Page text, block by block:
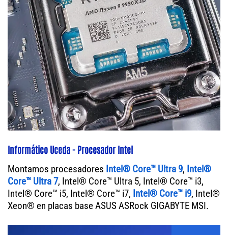
Informático Uceda - Procesador Intel
Montamos procesadores Intel® Core™ Ultra 9, Intel®
Core™ Ultra 7, Intel® Core™ Ultra 5, Intel® Core™ i3,
Intel® Core™ i5, Intel® Core™ i7, Intel® Core™ i9, Intel®
Xeon® en placas base ASUS ASRock GIGABYTE MSI.